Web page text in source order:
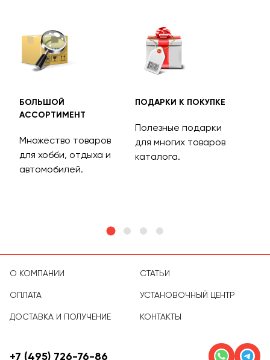
БОЛЬШОЙ
АССОРТИМЕНТ
Множество товаров
для хобби, отдыха и
автомобилей.
ПОДАРКИ К ПОКУПКЕ
Полезные подарки
для многих товаров
каталога.
О КОМПАНИИ
ОПЛАТА
ДОСТАВКА И ПОЛУЧЕНИЕ
СТАТЬИ
УСТАНОВОЧНЫЙ ЦЕНТР
КОНТАКТЫ
+7 (495) 726-76-86